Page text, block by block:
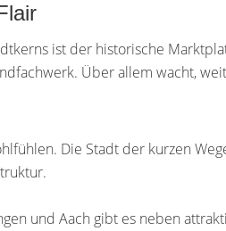
ist der historische
Über allem wacht,
Die Stadt der kurzen
und Aach gibt es neben